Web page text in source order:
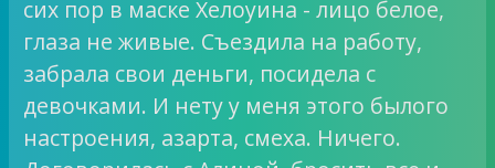
сих пор в маске Хелоуина - лицо белое,
глаза не живые. Съездила на работу,
забрала свои деньги, посидела с
девочками. И нету у меня этого былого
настроения, азарта, смеха. Ничего.